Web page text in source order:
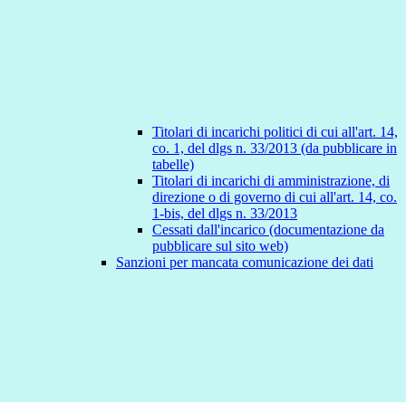
Titolari di incarichi politici di cui all'art. 14,
co. 1, del dlgs n. 33/2013 (da pubblicare in
tabelle)
Titolari di incarichi di amministrazione, di
direzione o di governo di cui all'art. 14, co.
1-bis, del dlgs n. 33/2013
Cessati dall'incarico (documentazione da
pubblicare sul sito web)
Sanzioni per mancata comunicazione dei dati